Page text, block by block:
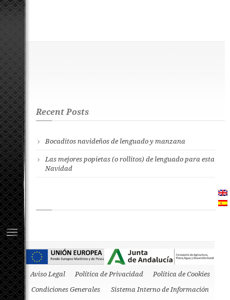
Recent Posts
Bocaditos navideños de lenguado y manzana
Las mejores popietas (o rollitos) de lenguado para esta
Navidad
Aviso Legal Política de Privacidad
Política de Cookies
Condiciones Generales
Sistema Interno de Información